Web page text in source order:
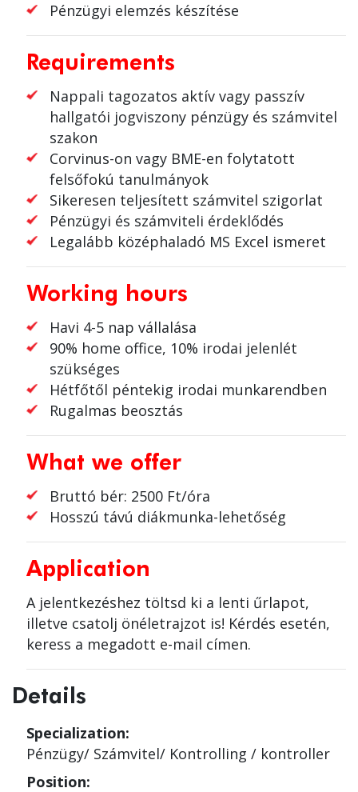
Pénzügyi elemzés készítése
Requirements
Nappali tagozatos aktív vagy passzív
hallgatói jogviszony pénzügy és számvitel
szakon
Corvinus-on vagy BME-en folytatott
felsőfokú tanulmányok
Sikeresen teljesített számvitel szigorlat
Pénzügyi és számviteli érdeklődés
Legalább középhaladó MS Excel ismeret
Working hours
Havi 4-5 nap vállalása
90% home office, 10% irodai jelenlét
szükséges
Hétfőtől péntekig irodai munkarendben
Rugalmas beosztás
What we offer
Bruttó bér: 2500 Ft/óra
Hosszú távú diákmunka-lehetőség
Application
A jelentkezéshez töltsd ki a lenti űrlapot,
illetve csatolj önéletrajzot is! Kérdés esetén,
keress a megadott e-mail címen.
Details
Specialization:
Pénzügy/ Számvitel/ Kontrolling / kontroller
Position: